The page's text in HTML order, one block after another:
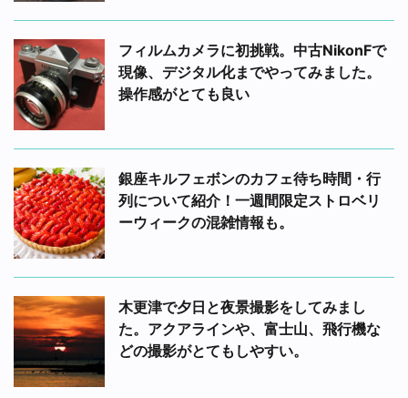
フィルムカメラに初挑戦。中古NikonFで
現像、デジタル化までやってみました。
操作感がとても良い
銀座キルフェボンのカフェ待ち時間・行
列について紹介！一週間限定ストロベリ
ーウィークの混雑情報も。
木更津で夕日と夜景撮影をしてみまし
た。アクアラインや、富士山、飛行機な
どの撮影がとてもしやすい。